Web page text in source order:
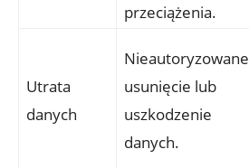
przeciążenia.
Utrata
danych
Nieautoryzowane
usunięcie‍ lub
uszkodzenie
danych.